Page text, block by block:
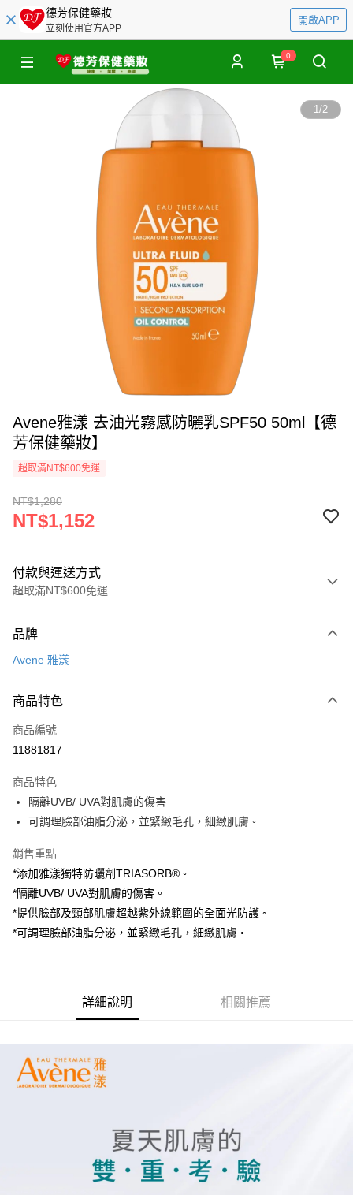
德芳保健藥妝
立刻使用官方APP
開啟APP
0
1/2
Avene雅漾 去油光霧感防曬乳SPF50 50ml【德
芳保健藥妝】
超取滿NT$600免運
NT$1,280
NT$1,152
付款與運送方式
超取滿NT$600免運
信用卡一次付款
LINE Pay
Apple Pay
悠遊付
AFTEE先享後付
【關於「AFTEE先享後付」】
AFTEE先享後付是「在收到商品之後才付款」的支付方式。 讓您購物簡單
１．簡單：不需註冊會員、不需綁卡、不需儲值。
２．便利：只要手機號碼，簡訊認證，即可結帳。
３．安心：先確認商品／服務後，再付款。
２．訂單成立數日內，您將收到繳費通知簡訊。
３．收到繳費通知簡訊後14天內，點擊此簡訊中的連結，可透過四大超商／
後付繳納相關費用。
※ 交易是否成功請以「AFTEE先享後付 」之結帳頁面顯示為準，若有關於
１．透過由恩沛科技股份有限公司提供之「AFTEE先享後付」服務完成之交
易，需依本服務之必要範圍內提供個人資料，並將交易相關給付款項請求債
權轉讓予恩沛科技股份有限公司。
ATM付款
運送方式
全家取貨付款
每筆NT$70，滿NT$600(含以上)免運費
付款後門市自取
品牌
Avene 雅漾
商品特色
商品編號
11881817
商品特色
隔離UVB/ UVA對肌膚的傷害
可調理臉部油脂分泌，並緊緻毛孔，細緻肌膚 ◦
銷售重點
*添加雅漾獨特防曬劑TRIASORB® ◦
*隔離UVB/ UVA對肌膚的傷害。
*提供臉部及頸部肌膚超越紫外線範圍的全面光防護 ◦
*可調理臉部油脂分泌，並緊緻毛孔，細緻肌膚 ◦
詳細說明 相關推薦